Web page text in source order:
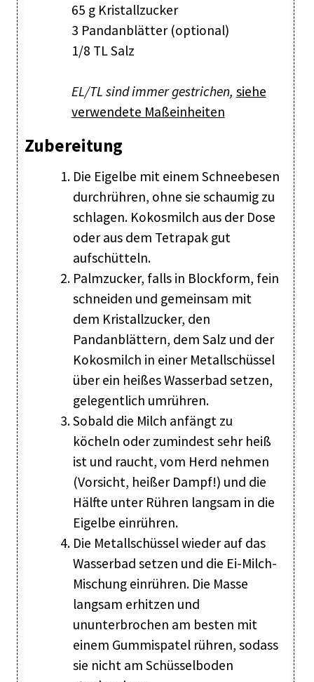
65 g Kristallzucker
3 Pandanblätter (optional)
1/8 TL Salz
EL/TL sind immer gestrichen, siehe
verwendete Maßeinheiten
Zubereitung
Die Eigelbe mit einem Schneebesen
durchrühren, ohne sie schaumig zu
schlagen. Kokosmilch aus der Dose
oder aus dem Tetrapak gut
aufschütteln.
Palmzucker, falls in Blockform, fein
schneiden und gemeinsam mit
dem Kristallzucker, den
Pandanblättern, dem Salz und der
Kokosmilch in einer Metallschüssel
über ein heißes Wasserbad setzen,
gelegentlich umrühren.
Sobald die Milch anfängt zu
köcheln oder zumindest sehr heiß
ist und raucht, vom Herd nehmen
(Vorsicht, heißer Dampf!) und die
Hälfte unter Rühren langsam in die
Eigelbe einrühren.
Die Metallschüssel wieder auf das
Wasserbad setzen und die Ei-Milch-
Mischung einrühren. Die Masse
langsam erhitzen und
ununterbrochen am besten mit
einem Gummispatel rühren, sodass
sie nicht am Schüsselboden